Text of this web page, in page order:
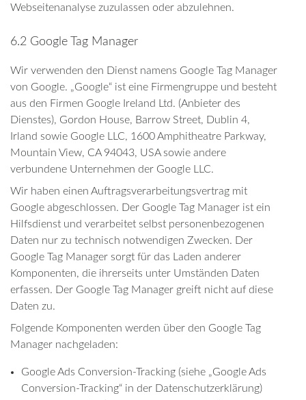
Webseitenanalyse zuzulassen oder abzulehnen.
6.2 Google Tag Manager
Wir verwenden den Dienst namens Google Tag Manager
von Google. „Google“ ist eine Firmengruppe und besteht
aus den Firmen Google Ireland Ltd. (Anbieter des
Dienstes), Gordon House, Barrow Street, Dublin 4,
Irland sowie Google LLC, 1600 Amphitheatre Parkway,
Mountain View, CA 94043, USA sowie andere
verbundene Unternehmen der Google LLC.
Wir haben einen Auftragsverarbeitungsvertrag mit
Google abgeschlossen. Der Google Tag Manager ist ein
Hilfsdienst und verarbeitet selbst personenbezogenen
Daten nur zu technisch notwendigen Zwecken. Der
Google Tag Manager sorgt für das Laden anderer
Komponenten, die ihrerseits unter Umständen Daten
erfassen. Der Google Tag Manager greift nicht auf diese
Daten zu.
Folgende Komponenten werden über den Google Tag
Manager nachgeladen:
Google Ads Conversion-Tracking (siehe „Google Ads
Conversion-Tracking“ in der Datenschutzerklärung)